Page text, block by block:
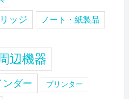
ッジ ノート・紙製品
辺機器
ンダー プリンター